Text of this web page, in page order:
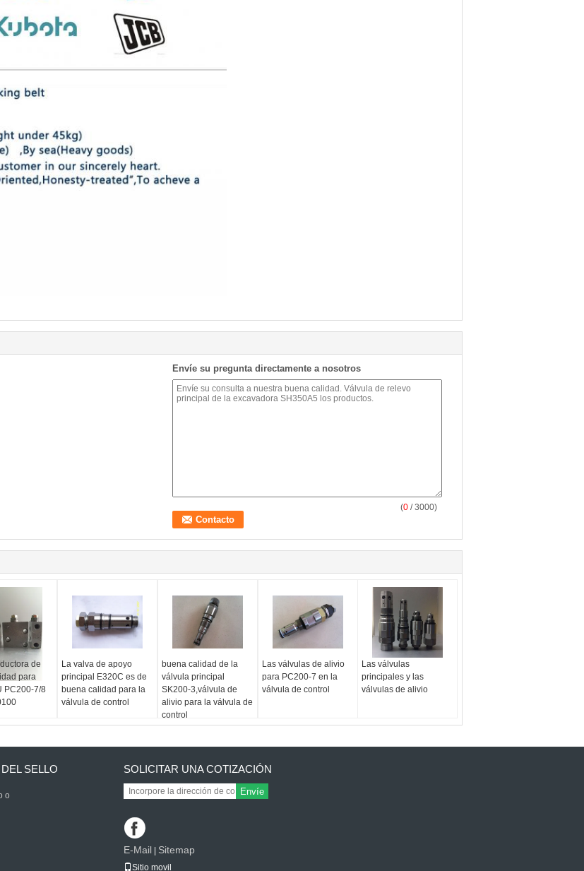
Envíe su pregunta directamente a nosotros
(0 / 3000)
de
para
PC200-7/8
La valva de apoyo
principal E320C es de
buena calidad para la
válvula de control
buena calidad de la
válvula principal
SK200-3,válvula de
alivio para la válvula de
control
Las válvulas de alivio
para PC200-7 en la
válvula de control
Las válvulas
principales y las
válvulas de alivio
SELLO
o
SOLICITAR UNA COTIZACIÓN
Envíe
E-Mail Sitemap
Sitio movil